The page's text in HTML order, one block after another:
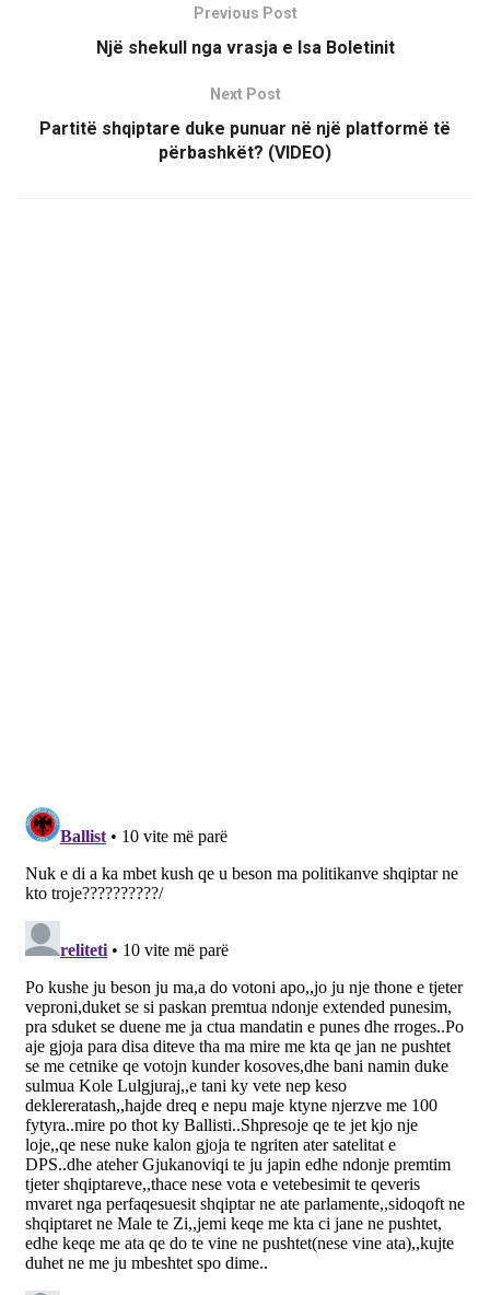
Previous Post
Një shekull nga vrasja e Isa Boletinit
Next Post
Partitë shqiptare duke punuar në një platformë të
përbashkët? (VIDEO)